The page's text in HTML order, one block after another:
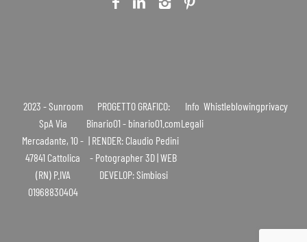
2023 - Sunroom
SpA Via
Mercadante, 10 -
47841 Cattolica
(RN) P.IVA
01968830404
PROGETTO GRAFICO:
Binario01 - binario01.com
| RENDER: Claudio Pedini
- Potographer 3D | WEB
DEVELOP: Simbiosi
Info
Legali
Whistleblowingprivacy